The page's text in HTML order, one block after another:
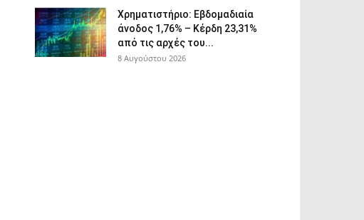
Χρηματιστήριο: Εβδομαδιαία
άνοδος 1,76% – Κέρδη 23,31%
από τις αρχές του...
8 Αυγούστου 2026